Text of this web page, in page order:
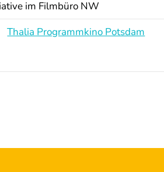
im Filmbüro NW
Thalia Programmkino Potsdam